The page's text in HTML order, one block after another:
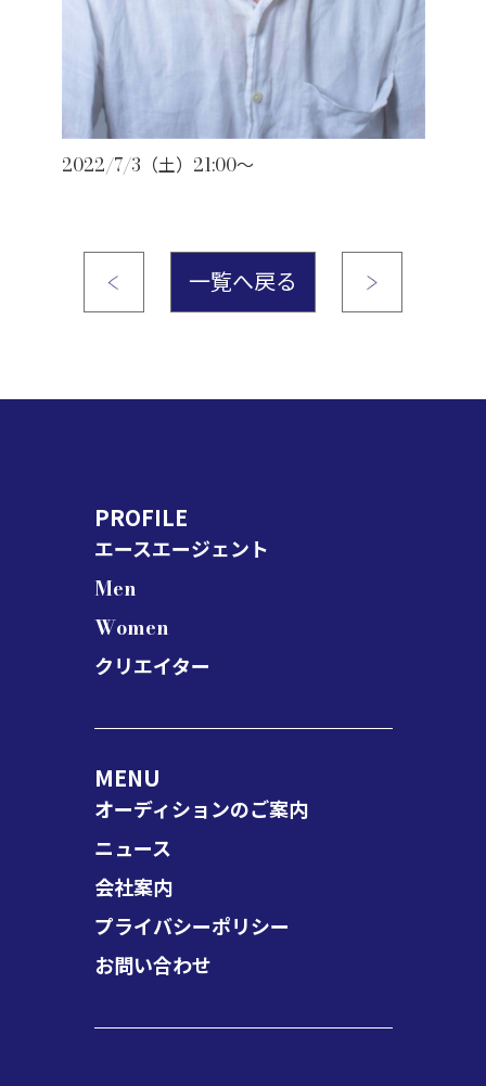
2022/7/3（土）21:00～
一覧へ戻る
PROFILE
エースエージェント
Men
Women
クリエイター
MENU
オーディションのご案内
ニュース
会社案内
プライバシーポリシー
お問い合わせ